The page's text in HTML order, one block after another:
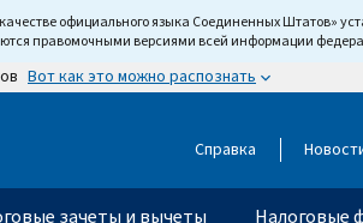
официального языка Соединенных Штатов»
правомочными версиями всей информации
Вот как это можно распознать
Справка
зачеты и вычеты Налоговые